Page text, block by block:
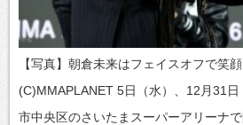
【写真】朝倉未来はフェイスオフで笑
(C)MMAPLANET 5日（水）、12月31日
市中央区のさいたまスーパーアリーナ